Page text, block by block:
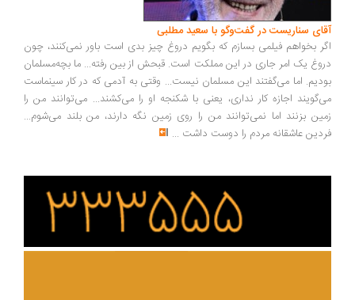
سناریست در گفت‌وگو با سعید مطلبی
بخواهم فیلمی بسازم که بگویم دروغ چیز بدی است باور نمی‌کنند، چون
یک امر جاری در این مملکت است. قبحش از بین رفته... ما بچه‌مسلمان
اما می‌گفتند این مسلمان نیست... وقتی به آدمی که در کار سینماست
اجازه کار نداری، یعنی با شکنجه او را می‌کشند... می‌توانند من را
بزنند اما نمی‌توانند من را روی زمین نگه دارند، من بلند می‌شوم...
عاشقانه مردم را دوست داشت ...